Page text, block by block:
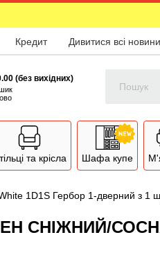
Кредит Дивитися всі новини
(без вихідних)
та крісла Шафа купе
1D1S Гербор 1-дверний з 1
СНІЖНИЙ/